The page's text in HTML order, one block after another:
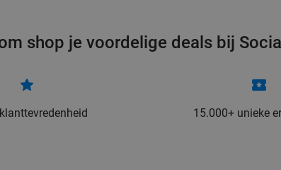
shop je voordelige deals bij
15.000+ unieke